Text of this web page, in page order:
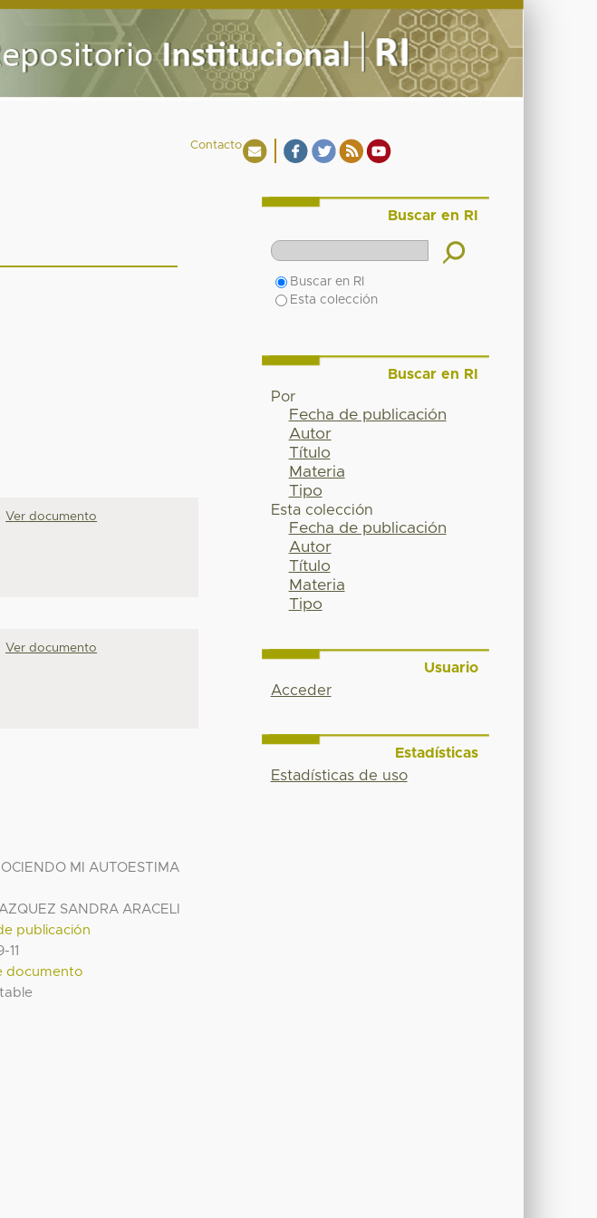
Contacto
Ver documento
Ver documento
MI AUTOESTIMA
SANDRA ARACELI
publicación
11
documento
Buscar en RI
Buscar en RI
Esta colección
Buscar en RI
Por
Fecha de publicación
Autor
Título
Materia
Tipo
Esta colección
Fecha de publicación
Autor
Título
Materia
Tipo
Usuario
Acceder
Estadísticas
Estadísticas de uso